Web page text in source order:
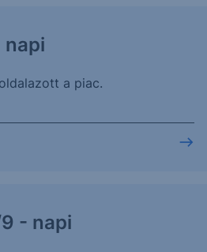
a piac.
- napi